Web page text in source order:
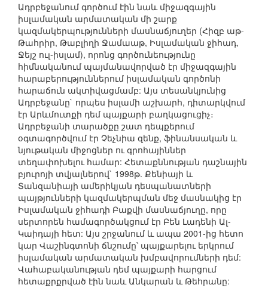
Ադրբեջանում գործում էին նաև միջազգային
իսլամական արմատական մի շարք
կազմակերպությունների մասնաճյուղեր (Հիզբ աթ-
Թահրիր, Թաբլիղի Ջամաաթ, Իսլամական ջիհադ,
Ջեյշ ուլ-իսլամ), որոնց գործունեությունը
հիմնականում պայմանավորված էր միջազգային
հարաբերություններում իսլամական գործոնի
հարաճուն ակտիվացմամբ: Այս տեսանկյունից
Ադրբեջանը` որպես իսլամի աշխարհ, դիտարկվում
էր Արևմուտքի դեմ պայքարի բաղկացուցիչ։
Ադրբեջանի տարածքը շատ դեպքերում
օգտագործվում էր Չեչնիա զենք, ֆինանսական և
նյութական միջոցներ ու գրոհայիններ
տեղափոխելու համար: Հետաքննության դաշնային
բյուրոյի տվյալներով` 1998թ. Քենիայի և
Տանզանիայի ամերիկյան դեսպանատների
պայթյունների կազմակերպման մեջ մասնակից էր
Իսլամական ջիհադի Բաքվի մասնաճյուղը, որը
սերտորեն համագործակցում էր Բեն Լադենի Ալ-
Կաիդայի հետ: Այս շրջանում և ապա 2001-ից հետո
կար Վաշինգտոնի ճնշումը՝ պայքարելու երկրում
իսլամական արմատական խմբավորումների դեմ:
Վահաբականության դեմ պայքարի հարցում
հետաքրքրված էին նաև Անկարան և Թեհրանը: